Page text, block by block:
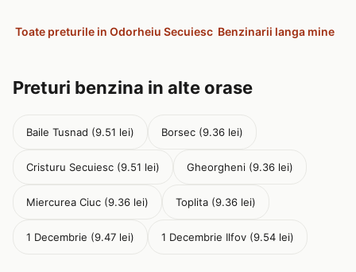
Toate preturile in Odorheiu Secuiesc Benzinarii langa mine
Preturi benzina in alte orase
Baile Tusnad (9.51 lei) Borsec (9.36 lei)
Cristuru Secuiesc (9.51 lei) Gheorgheni (9.36 lei)
Miercurea Ciuc (9.36 lei) Toplita (9.36 lei)
1 Decembrie (9.47 lei) 1 Decembrie Ilfov (9.54 lei)